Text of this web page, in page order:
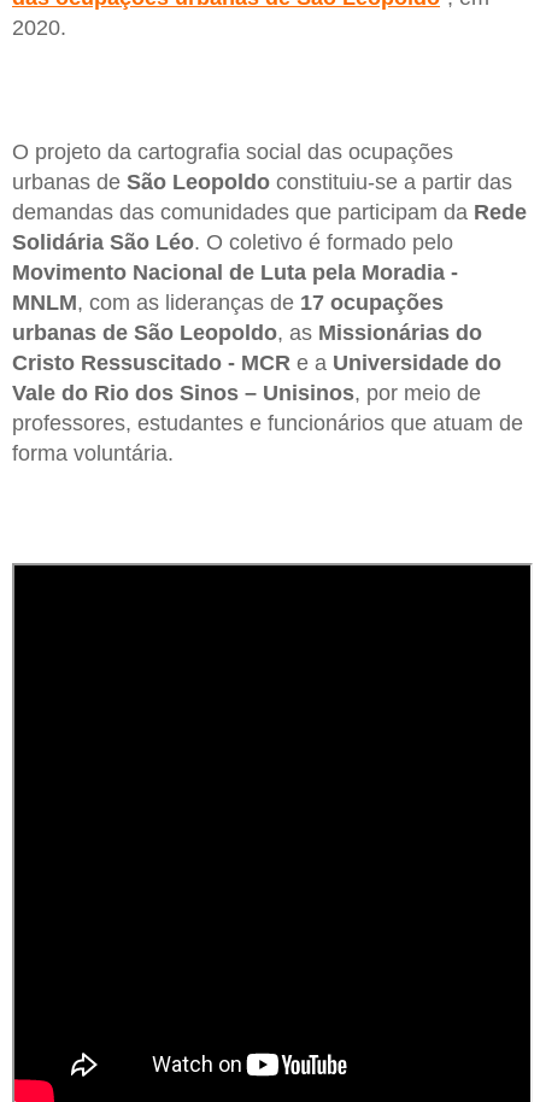
2020.
O projeto da cartografia social das ocupações
urbanas de São Leopoldo constituiu-se a partir das
demandas das comunidades que participam da Rede
Solidária São Léo. O coletivo é formado pelo
Movimento Nacional de Luta pela Moradia -
MNLM, com as lideranças de 17 ocupações
urbanas de São Leopoldo, as Missionárias do
Cristo Ressuscitado - MCR e a Universidade do
Vale do Rio dos Sinos – Unisinos, por meio de
professores, estudantes e funcionários que atuam de
forma voluntária.